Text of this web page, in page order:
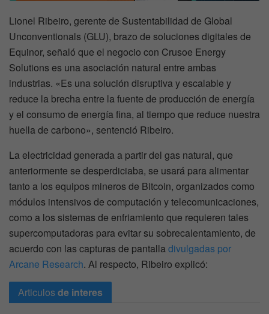
Lionel Ribeiro, gerente de Sustentabilidad de Global
Unconventionals (GLU), brazo de soluciones digitales de
Equinor, señaló que el negocio con Crusoe Energy
Solutions es una asociación natural entre ambas
industrias. «Es una solución disruptiva y escalable y
reduce la brecha entre la fuente de producción de energía
y el consumo de energía fina, al tiempo que reduce nuestra
huella de carbono», sentenció Ribeiro.
La electricidad generada a partir del gas natural, que
anteriormente se desperdiciaba, se usará para alimentar
tanto a los equipos mineros de Bitcoin, organizados como
módulos intensivos de computación y telecomunicaciones,
como a los sistemas de enfriamiento que requieren tales
supercomputadoras para evitar su sobrecalentamiento, de
acuerdo con las capturas de pantalladivulgadas por
Arcane Research. Al respecto, Ribeiro explicó:
Articulosde interes